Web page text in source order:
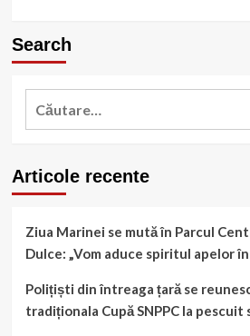
Search
Caută
Articole recente
Ziua Marinei se mută în Parcul
Dulce: „Vom aduce spiritul apelor
Polițiști din întreaga țară se
tradiționala Cupă SNPPC la pescuit